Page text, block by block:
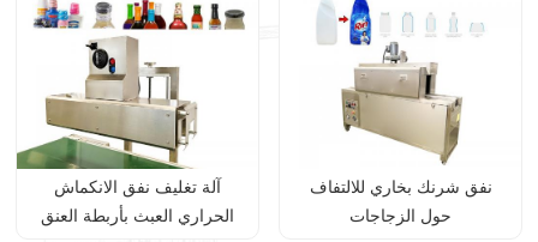
آلة تغليف نفق الانكماش
الحراري العبث بأربطة العنق
نفق شرنك بخاري للالتفاف
حول الزجاجات